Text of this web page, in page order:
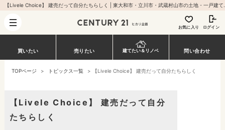
お気に入り ログイン
買いたい 売りたい 建てたい＆リノベ 問い合わせ
TOPページ > トピックス一覧 > 【Livele Choice】 建売だって自分たちらしく
【Livele Choice】 建売だって自分
たちらしく